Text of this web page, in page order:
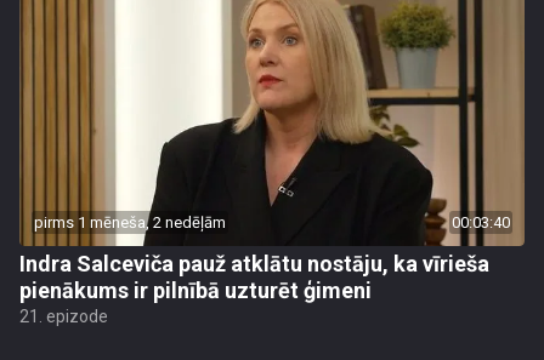
pirms 1 mēneša, 2 nedēļām 00:03:40
Indra Salceviča pauž atklātu nostāju, ka vīrieša
pienākums ir pilnībā uzturēt ģimeni
21. epizode